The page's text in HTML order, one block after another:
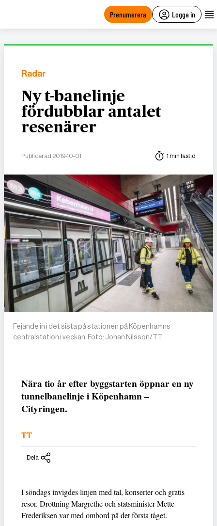
Prenumerera Logga in
Radar
Ny t-banelinje
fördubblar antalet
resenärer
Publicerad 2019-10-01 1 min lästid
Fejande in i det sista på stationen på Köpenhamns
centralstation i veckan. Foto: Johan Nilsson/TT
Nära tio år efter byggstarten öppnar en ny
tunnelbanelinje i Köpenhamn –
Cityringen.
TT
Dela
I söndags invigdes linjen med tal, konserter och gratis
resor. Drottning Margrethe och statsminister Mette
Frederiksen var med ombord på det första tåget.